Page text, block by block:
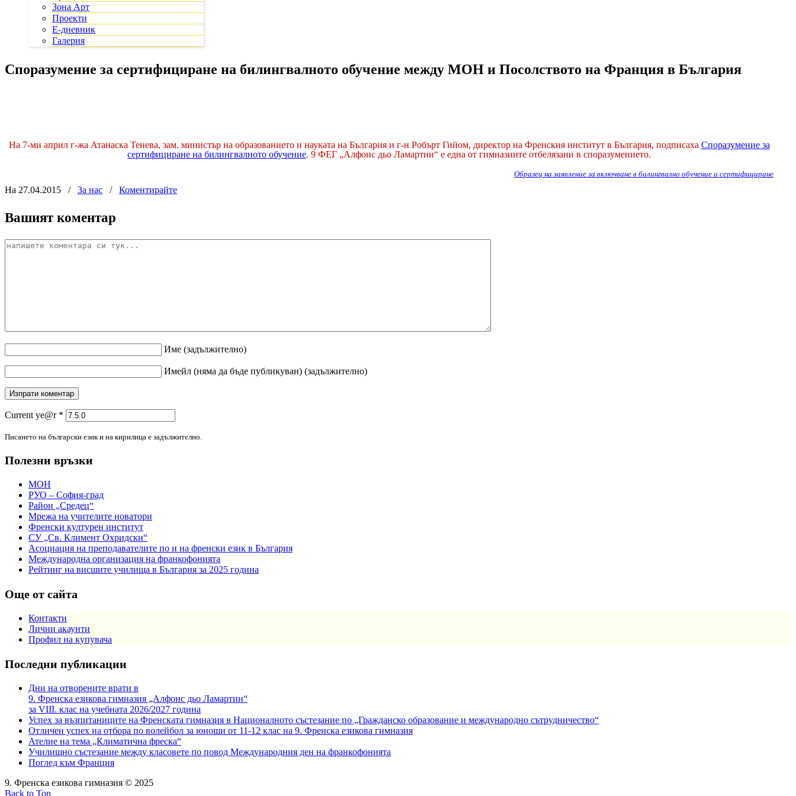
Зона Арт
Проекти
Е-дневник
Галерия
Споразумение за сертифициране на билингвалното обучение между МОН и Посолството на Франция в България
На 7-ми април г-жа Атанаска Тенева, зам. министър на образованието и науката на България и г-н Робърт Гийом, директор на Френския институт в България, подписаха Споразумение за
сертифициране на билингвалното обучение. 9 ФЕГ „Алфонс дьо Ламартин“ е една от гимназиите отбелязани в споразумението.
Образец на заявление за включване в билингвално обучение и сертифициране
На 27.04.2015 / За нас / Коментирайте
Вашият коментар
Име (задължително)
Имейл (няма да бъде публикуван) (задължително)
Current ye@r *
Писането на български език и на кирилица е задължително.
Полезни връзки
МОН
РУО – София-град
Район „Средец“
Мрежа на учителите новатори
Френски културен институт
СУ „Св. Климент Охридски“
Асоциация на преподавателите по и на френски език в България
Международна организация на франкофонията
Рейтинг на висшите училища в България за 2025 година
Още от сайта
Контакти
Лични акаунти
Профил на купувача
Последни публикации
Дни на отворените врати в
9. Френска езикова гимназия „Алфонс дьо Ламартин“
за VIII. клас на учебната 2026/2027 година
Успех за възпитаниците на Френската гимназия в Националното състезание по „Гражданско образование и международно сътрудничество“
Отличен успех на отбора по волейбол за юноши от 11-12 клас на 9. Френска езикова гимназия
Ателие на тема „Климатична фреска“
Училищно състезание между класовете по повод Международния ден на франкофонията
Поглед към Франция
9. Френска езикова гимназия © 2025
Back to Top